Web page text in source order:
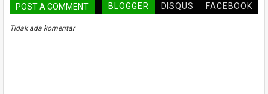
POST A COMMENT BLOGGER DISQUS FACEBOOK
Tidak ada komentar